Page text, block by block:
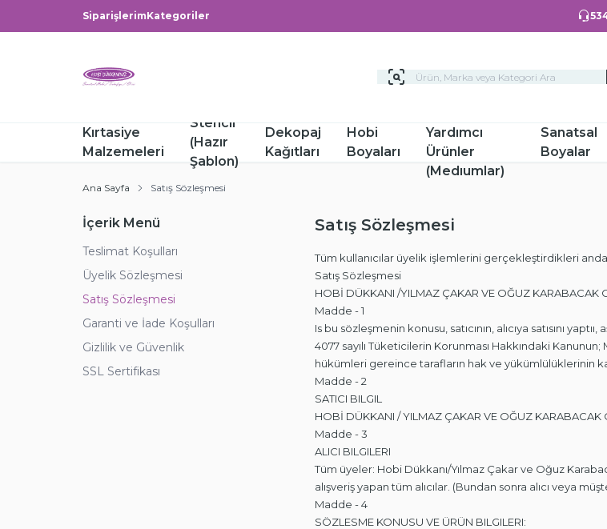
SiparişlerimKategoriler
Kırtasiye
Malzemeleri
Stencil
(Hazır
Şablon)
Dekopaj
Kağıtları
Hobi
Boyaları
Yardımcı
Ürünler
(Medıumlar)
Sanatsal
Boyalar
Ana Sayfa Satış Sözleşmesi
İçerik Menü
Teslimat Koşulları
Üyelik Sözleşmesi
Satış Sözleşmesi
Garanti ve İade Koşulları
Gizlilik ve Güvenlik
SSL Sertifikası
Satış Sözleşmesi
Tüm kullanıcılar üyelik işlemlerini gerçekleştirdikleri anda
Satış Sözleşmesi
HOBİ DÜKKANI /YILMAZ ÇAKAR VE OĞUZ
Madde - 1
Is bu sözleşmenin konusu, satıcının, alıcıya satısını
4077 sayılı Tüketicilerin Korunması Hakkındaki
hükümleri gereince tarafların hak ve yükümlülüklerinin
Madde - 2
SATICI BILGIL
HOBİ DÜKKANI / YILMAZ ÇAKAR VE OĞUZ KARABACAK
Madde - 3
ALICI BILGILERI
Tüm üyeler: Hobi Dükkanı/Yılmaz Çakar ve Oğuz
alışveriş yapan tüm alıcılar. (Bundan sonra alıcı veya
Madde - 4
SÖZLESME KONUSU VE ÜRÜN BILGILERI: